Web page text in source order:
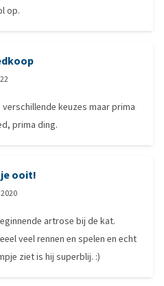
op.
keuzes maar prima
prima ding.
ooit!
artrose bij de kat.
veel rennen en spelen en echt
ziet is hij superblij. :)